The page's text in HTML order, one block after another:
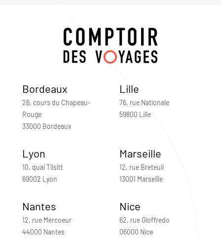
Bordeaux
26, cours du Chapeau-
Rouge
33000 Bordeaux
Lille
76, rue Nationale
59800 Lille
Lyon
10, quai Tilsitt
69002 Lyon
Marseille
12, rue Breteuil
13001 Marseille
Nantes
12, rue Mercoeur
44000 Nantes
Nice
62, rue Gioffredo
06000 Nice